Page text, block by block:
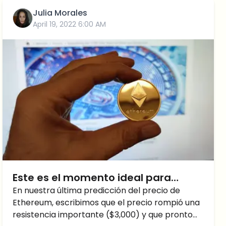
Julia Morales
April 19, 2022 6:00 AM
Este es el momento ideal para
comprar Ethereum
En nuestra última predicción del precio de
Ethereum, escribimos que el precio rompió una
resistencia importante ($3,000) y que pronto